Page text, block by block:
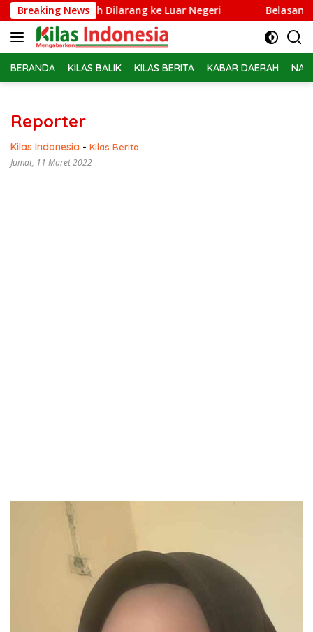
Langsung
ke
konten
Breaking News
Adriansyah Dilarang ke Luar Negeri Belasan PPPK
BERANDA KILAS BALIK KILAS BERITA KABAR DAERAH
Reporter
Kilas Indonesia - Kilas Berita
Jumat, 11 Maret 2022